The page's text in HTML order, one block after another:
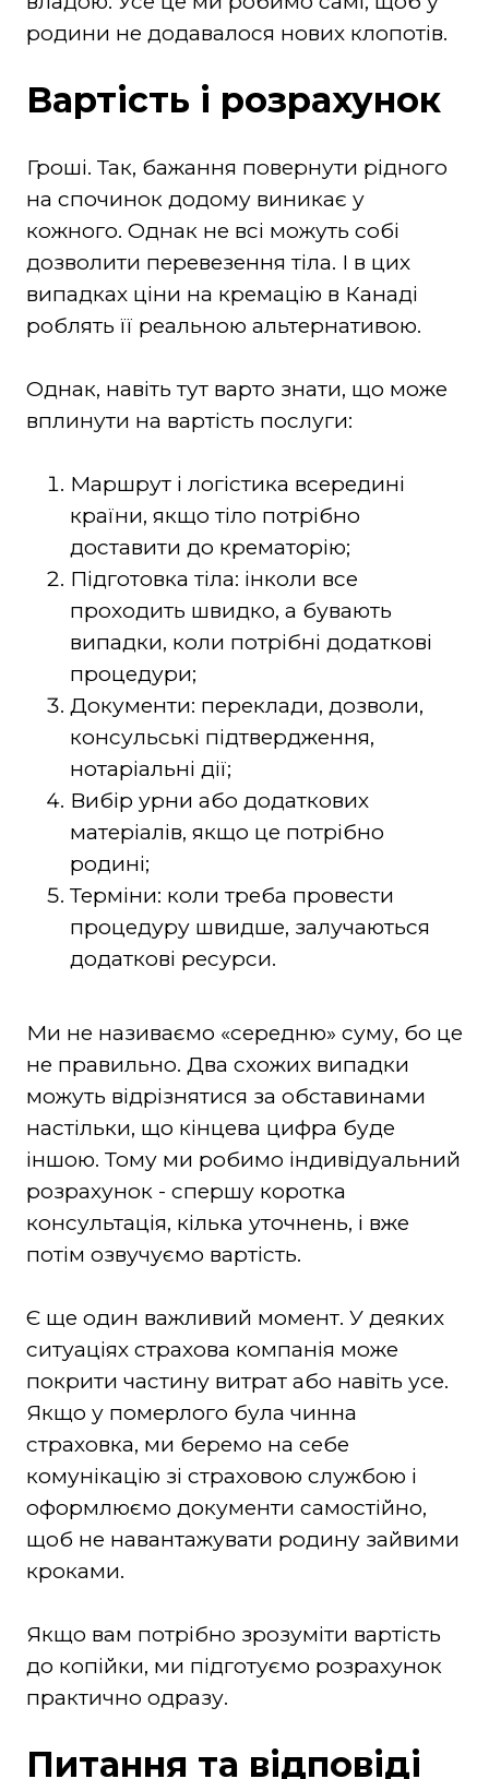
родини не додавалося нових клопотів.
Вартість і розрахунок
Гроші. Так, бажання повернути рідного
на спочинок додому виникає у
кожного. Однак не всі можуть собі
дозволити перевезення тіла. І в цих
випадках ціни на кремацію в Канаді
роблять її реальною альтернативою.
Однак, навіть тут варто знати, що може
вплинути на вартість послуги:
Маршрут і логістика всередині
країни, якщо тіло потрібно
доставити до крематорію;
Підготовка тіла: інколи все
проходить швидко, а бувають
випадки, коли потрібні додаткові
процедури;
Документи: переклади, дозволи,
консульські підтвердження,
нотаріальні дії;
Вибір урни або додаткових
матеріалів, якщо це потрібно
родині;
Терміни: коли треба провести
процедуру швидше, залучаються
додаткові ресурси.
Ми не називаємо «середню» суму, бо це
не правильно. Два схожих випадки
можуть відрізнятися за обставинами
настільки, що кінцева цифра буде
іншою. Тому ми робимо індивідуальний
розрахунок - спершу коротка
консультація, кілька уточнень, і вже
потім озвучуємо вартість.
Є ще один важливий момент. У деяких
ситуаціях страхова компанія може
покрити частину витрат або навіть усе.
Якщо у померлого була чинна
страховка, ми беремо на себе
комунікацію зі страховою службою і
оформлюємо документи самостійно,
щоб не навантажувати родину зайвими
кроками.
Якщо вам потрібно зрозуміти вартість
до копійки, ми підготуємо розрахунок
практично одразу.
Питання та відповіді